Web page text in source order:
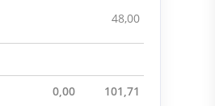
48,00
0,00 101,71